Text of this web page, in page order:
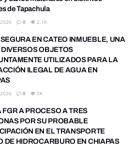
de Tapachula
0 2.1K
EN CATEO INMUEBLE, UNA
DIVERSOS OBJETOS
UTILIZADOS PARA LA
ILEGAL DE AGUA EN
0 2K
FGR A PROCESO A TRES
POR SU PROBABLE
EN EL TRANSPORTE
DE HIDROCARBURO EN CHIAPAS